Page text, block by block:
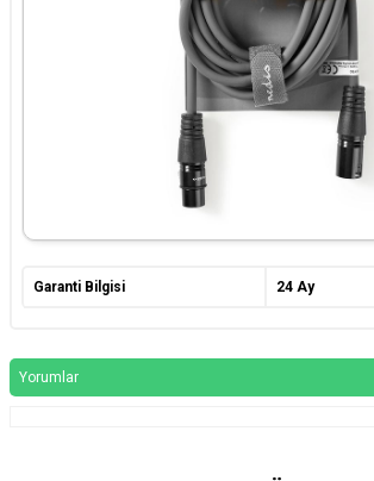
Garanti Bilgisi 24 Ay
Yorumlar